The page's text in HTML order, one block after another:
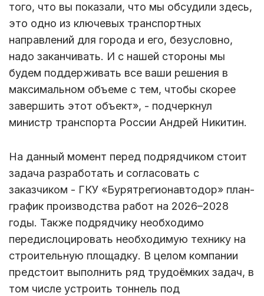
того, что вы показали, что мы обсудили здесь,
это одно из ключевых транспортных
направлений для города и его, безусловно,
надо заканчивать. И с нашей стороны мы
будем поддерживать все ваши решения в
максимальном объеме с тем, чтобы скорее
завершить этот объект», - подчеркнул
министр транспорта России Андрей Никитин.
На данный момент перед подрядчиком стоит
задача разработать и согласовать с
заказчиком - ГКУ «Бурятрегионавтодор» план-
график производства работ на 2026–2028
годы. Также подрядчику необходимо
передислоцировать необходимую технику на
строительную площадку. В целом компании
предстоит выполнить ряд трудоёмких задач, в
том числе устроить тоннель под